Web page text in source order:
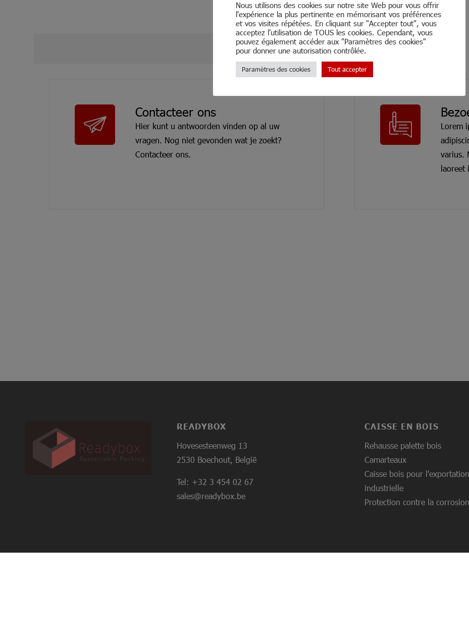
Contacteer ons
Hier kunt u antwoorden vinden op al uw
vragen. Nog niet gevonden wat je zoekt?
Contacteer ons.
Lorem
varius.
laoreet
READYBOX
Hovesesteenweg 13
2530 Boechout, België
Tel: +32 3 454 02 67
sales@readybox.be
CAISSE EN BOIS
Rehausse palette bois
Camarteaux
Caisse bois pour l'exportation
industrielle
Protection contre la corrosion
Nous utilisons des cookies sur notre site Web pour vous offrir
l'expérience la plus pertinente en mémorisant vos préférences
et vos visites répétées. En cliquant sur "Accepter tout", vous
acceptez l'utilisation de TOUS les cookies. Cependant, vous
pouvez également accéder aux "Paramètres des cookies"
pour donner une autorisation contrôlée.
Paramètres des cookies Tout accepter